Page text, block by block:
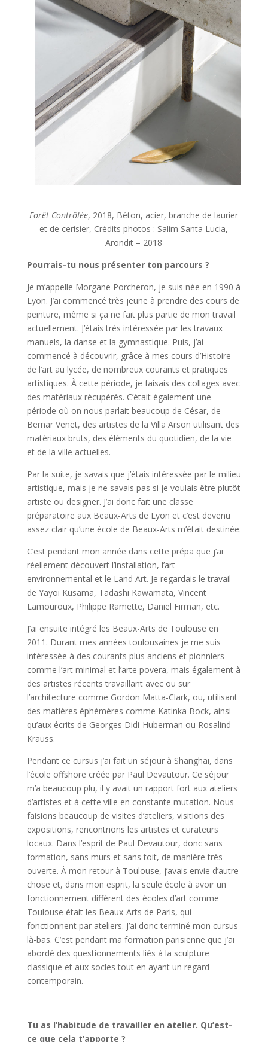
Forêt Contrôlée, 2018, Béton, acier, branche de laurier
et de cerisier, Crédits photos : Salim Santa Lucia,
Arondit – 2018
Pourrais-tu nous présenter ton parcours ?
Je m’appelle Morgane Porcheron, je suis née en 1990 à
Lyon. J’ai commencé très jeune à prendre des cours de
peinture, même si ça ne fait plus partie de mon travail
actuellement. J’étais très intéressée par les travaux
manuels, la danse et la gymnastique. Puis, j’ai
commencé à découvrir, grâce à mes cours d’Histoire
de l’art au lycée, de nombreux courants et pratiques
artistiques. À cette période, je faisais des collages avec
des matériaux récupérés. C’était également une
période où on nous parlait beaucoup de César, de
Bernar Venet, des artistes de la Villa Arson utilisant des
matériaux bruts, des éléments du quotidien, de la vie
et de la ville actuelles.
Par la suite, je savais que j’étais intéressée par le milieu
artistique, mais je ne savais pas si je voulais être plutôt
artiste ou designer. J’ai donc fait une classe
préparatoire aux Beaux-Arts de Lyon et c’est devenu
assez clair qu’une école de Beaux-Arts m’était destinée.
C’est pendant mon année dans cette prépa que j’ai
réellement découvert l’installation, l’art
environnemental et le Land Art. Je regardais le travail
de Yayoi Kusama, Tadashi Kawamata, Vincent
Lamouroux, Philippe Ramette, Daniel Firman, etc.
J’ai ensuite intégré les Beaux-Arts de Toulouse en
2011. Durant mes années toulousaines je me suis
intéressée à des courants plus anciens et pionniers
comme l’art minimal et l’arte povera, mais également à
des artistes récents travaillant avec ou sur
l’architecture comme Gordon Matta-Clark, ou, utilisant
des matières éphémères comme Katinka Bock, ainsi
qu’aux écrits de Georges Didi-Huberman ou Rosalind
Krauss.
Pendant ce cursus j’ai fait un séjour à Shanghai, dans
l’école offshore créée par Paul Devautour. Ce séjour
m’a beaucoup plu, il y avait un rapport fort aux ateliers
d’artistes et à cette ville en constante mutation. Nous
faisions beaucoup de visites d’ateliers, visitions des
expositions, rencontrions les artistes et curateurs
locaux. Dans l’esprit de Paul Devautour, donc sans
formation, sans murs et sans toit, de manière très
ouverte. À mon retour à Toulouse, j’avais envie d’autre
chose et, dans mon esprit, la seule école à avoir un
fonctionnement différent des écoles d’art comme
Toulouse était les Beaux-Arts de Paris, qui
fonctionnent par ateliers. J’ai donc terminé mon cursus
là-bas. C’est pendant ma formation parisienne que j’ai
abordé des questionnements liés à la sculpture
classique et aux socles tout en ayant un regard
contemporain.
Tu as l’habitude de travailler en atelier. Qu’est-
ce que cela t’apporte ?